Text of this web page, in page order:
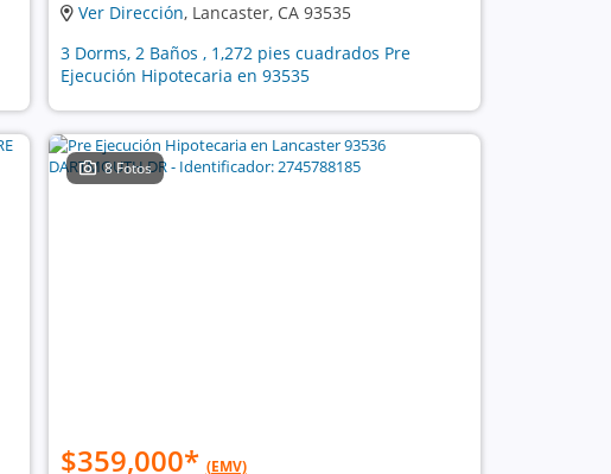
Ver Dirección, Lancaster, CA 93535
3 Dorms, 2 Baños , 1,272 pies cuadrados Pre
Ejecución Hipotecaria en 93535
8 Fotos
$359,000* (EMV)